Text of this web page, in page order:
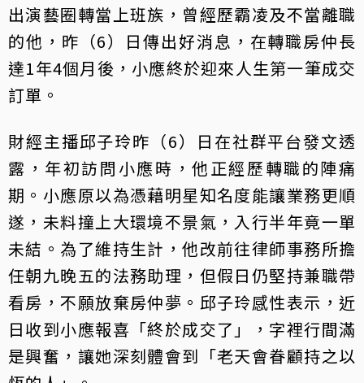
出演藝圈轉當上班族，曾經歷霸凌及不當離職
的他，昨（6）日傳出好消息，在轉職房仲長
達1年4個月後，小應終於迎來人生第一筆成交
訂單。
財經主播邱子玲昨（6）日在社群平台發文透
露，年初訪問小應時，他正經歷轉職的陣痛
期。小應原以為憑藉明星知名度能讓業務更順
遂，未料撞上大環境不景氣，入行半年竟一單
未結。為了維持生計，他改前往律師事務所擔
任朝九晚五的法務助理，但假日仍堅持兼職帶
看房，不願放棄房仲夢。邱子玲感性表示，近
日收到小應報喜「終於成交了」，字裡行間滿
是興奮，讓她深刻體會到「老天會眷顧持之以